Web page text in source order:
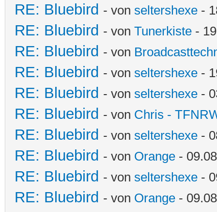
RE: Bluebird - von seltershexe -
RE: Bluebird - von Tunerkiste -
RE: Bluebird - von
RE: Bluebird - von seltershexe -
RE: Bluebird - von seltershexe -
RE: Bluebird - von Chris -
RE: Bluebird - von seltershexe -
RE: Bluebird - von Orange -
RE: Bluebird - von seltershexe -
RE: Bluebird - von Orange -